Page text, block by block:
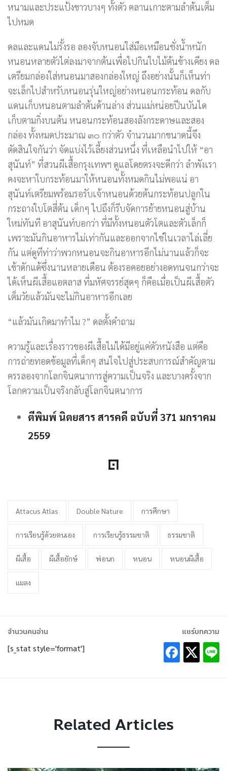
หนามและประแป้งขาวบางๆ ทั้งตัว คลานเกาะตามลำต้นเต็ม
ไปหมด
ดลและแดนไม่รั้งรอ ลองจับหนอนใส่มือเหมือนชั่งน้ำหนัก
หนอนหลายตัวไต่ลงมาจากต้นเพื่อไปกินใบไม้ต้นข้างเคียง ดล
เตรียมกล่องใส่หนอนมาสองกล่องใหญ่ ถึงอย่างนั้นก็เห็นท่า
จะเล็กไปสำหรับหนอนรุ่นใหญ่อย่างหนอนกระท้อน ดลกับ
แดนเก็บหนอนตามลำต้นด้านล่าง ส่วนแม่หน่อยปีนบันได
เก็บตามกิ่งบนต้น หนอนกระท้อนสองลังกระดาษและสอง
กล่อง ทั้งหมดประมาณ ๓๐ กว่าตัว จำนวนมากขนาดนี้จึง
ตัดสินใจกันว่า จัดแบ่งไว้เลี้ยงส่วนหนึ่ง ที่เหลือนำไปให้ “อา
สุนันท์” ที่สวนผีเสื้อกรุงเทพฯ ดูแลโดยตรงจะดีกว่า ลำพังเรา
คงจะหาใบกระท้อนมาให้หนอนทั้งหมดกินไม่พอแน่ อา
สุนันท์เตรียมพร้อมรอรับเจ้าหนอนด้วยต้นกระท้อนปลูกใน
กระถางใบโตสี่ต้น เด็กๆ ไปถึงก็รีบจัดการย้ายหนอนสู่บ้าน
ใหม่ทันที อาสุนันท์บอกว่า ที่มีทั้งหนอนตัวโตและตัวเล็กก็
เพราะมันกินอาหารไม่เท่ากันและออกจากไข่ในเวลาไล่เลี่ย
กัน แต่ดูทีท่าว่าพวกหนอนจะกินอาหารอีกไม่นานแล้วก็จะ
เข้าดักแด้ซึ่งนานหลายเดือน ต้องรอคอยอย่างอดทนจนกว่าจะ
ได้เห็นผีเสื้อแอตลาส ที่มหัศจรรย์สุดๆ ก็คือเมื่อเป็นผีเสื้อตัว
เต็มวัยแล้วมันจะไม่กินอาหารอีกเลย
“แล้วมันเกิดมาทำไม ?” ดลตั้งคำถาม
ความรู้และเรื่องราวของผีเสื้อไม่ได้มีอยู่แค่ตัวหนังสือ แต่คือ
การถ่ายทอดข้อมูลที่เด็กๆ สนใจไปสู่ประสบการณ์สำคัญตาม
ครรลองจากโลกจินตนาการสู่ความเป็นจริง และบางครั้งจาก
โลกความเป็นจริงกลับสู่โลกจินตนาการ
ตีพิมพ์ นิตยสาร สารคดี ฉบับที่ 371 มกราคม
2559
Attacus Atlas Double Nature การศึกษา
การเรียนรู้ด้วยตนเอง การเรียนรู้ธรรมชาติ ธรรมชาติ
ผีเสื้อ ผีเสื้อยักษ์ พ่อนก หนอน หนอนผีเสื้อ
แมลง
จำนวนคนอ่าน
[s_stat style='format']
แชร์บทความ
Related Articles